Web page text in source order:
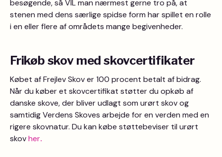
besøgende, så VIL man nærmest gerne tro på, at
stenen med dens særlige spidse form har spillet en rolle
i en eller flere af områdets mange begivenheder.
Frikøb skov med skovcertifikater
Købet af Frejlev Skov er 100 procent betalt af bidrag.
Når du køber et skovcertifikat støtter du opkøb af
danske skove, der bliver udlagt som urørt skov og
samtidig Verdens Skoves arbejde for en verden med en
rigere skovnatur. Du kan købe støttebeviser til urørt
skovher.